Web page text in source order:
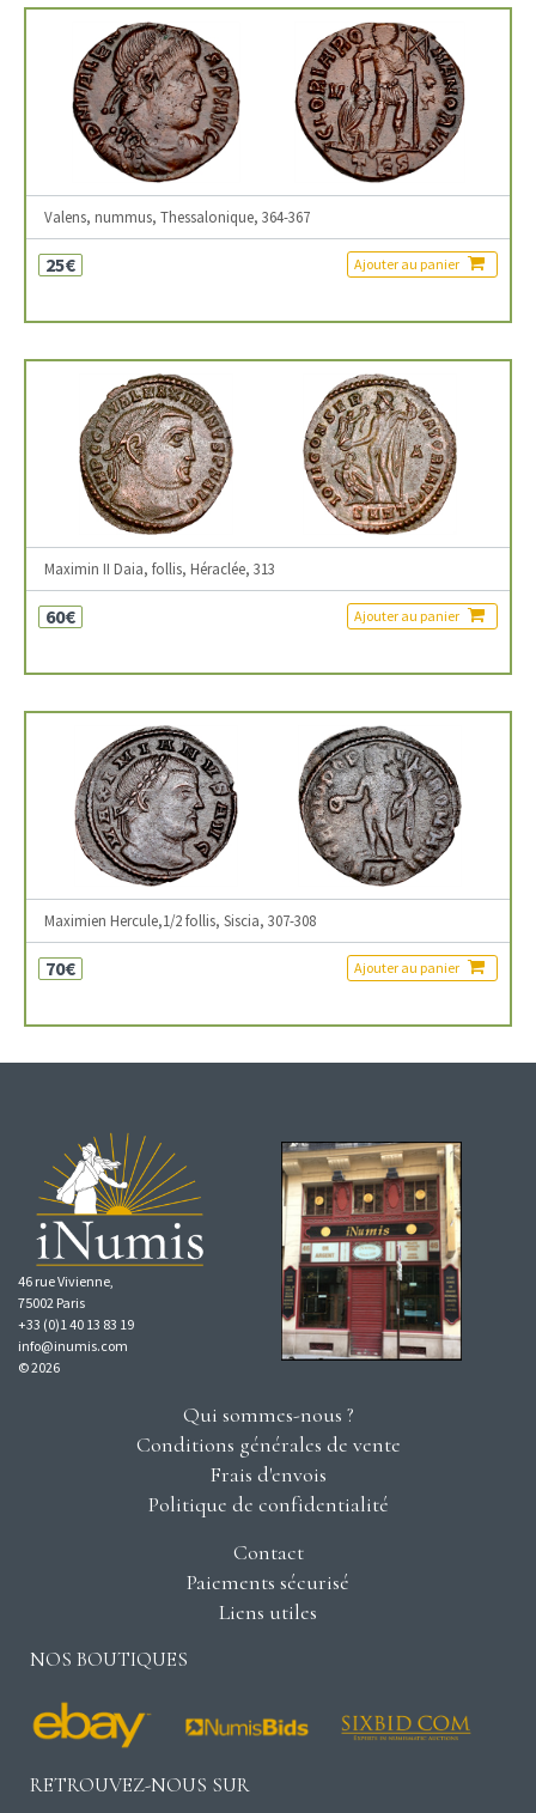
Valens, nummus, Thessalonique, 364-367
25€ Ajouter au panier
Maximin II Daia, follis, Héraclée, 313
60€ Ajouter au panier
Maximien Hercule,1/2 follis, Siscia, 307-308
70€ Ajouter au panier
46 rue Vivienne,
75002 Paris
+33 (0)1 40 13 83 19
info@inumis.com
© 2026
Qui sommes-nous ?
Conditions générales de vente
Frais d'envois
Politique de confidentialité
Contact
Paiements sécurisé
Liens utiles
NOS BOUTIQUES
RETROUVEZ-NOUS SUR